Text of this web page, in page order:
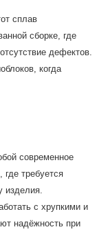
сплав
сборке, где
дефектов.
когда
современное
требуется
изделия.
с хрупкими и
надёжность при